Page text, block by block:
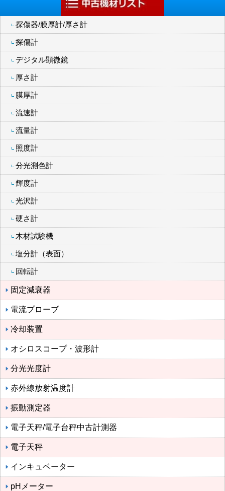
探傷器/膜厚計/厚さ計
探傷計
デジタル顕微鏡
厚さ計
膜厚計
流速計
流量計
照度計
分光測色計
輝度計
光沢計
硬さ計
木材試験機
塩分計（表面）
回転計
固定減衰器
電流プローブ
冷却装置
オシロスコープ・波形計
分光光度計
赤外線放射温度計
振動測定器
電子天秤/電子台秤中古計測器
電子天秤
インキュベーター
pHメーター